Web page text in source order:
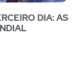
DIA: AS